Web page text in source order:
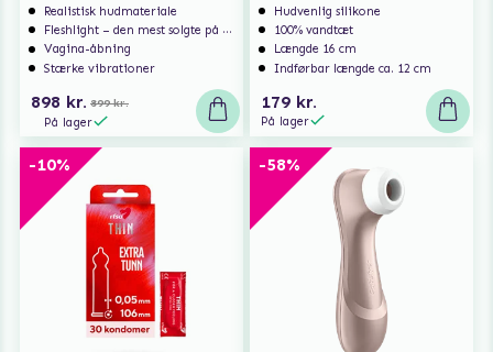
Realistisk hudmateriale
Fleshlight – den mest solgte på markedet
Vagina-åbning
Stærke vibrationer
898 kr. 899 kr.
På lager
Hudvenlig silikone
100% vandtæt
Længde 16 cm
Indførbar længde ca. 12 cm
179 kr.
På lager
-10% -58%